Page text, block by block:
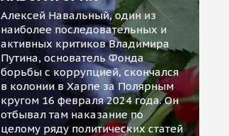
Алексей Навальный, один из
наиболее последовательных и
активных критиков Владимира
Путина, основатель Фонда
борьбы с коррупцией, скончался
в колонии в Харпе за Полярным
кругом 16 февраля 2024 года. Он
отбывал там наказание по
целому ряду политических статей